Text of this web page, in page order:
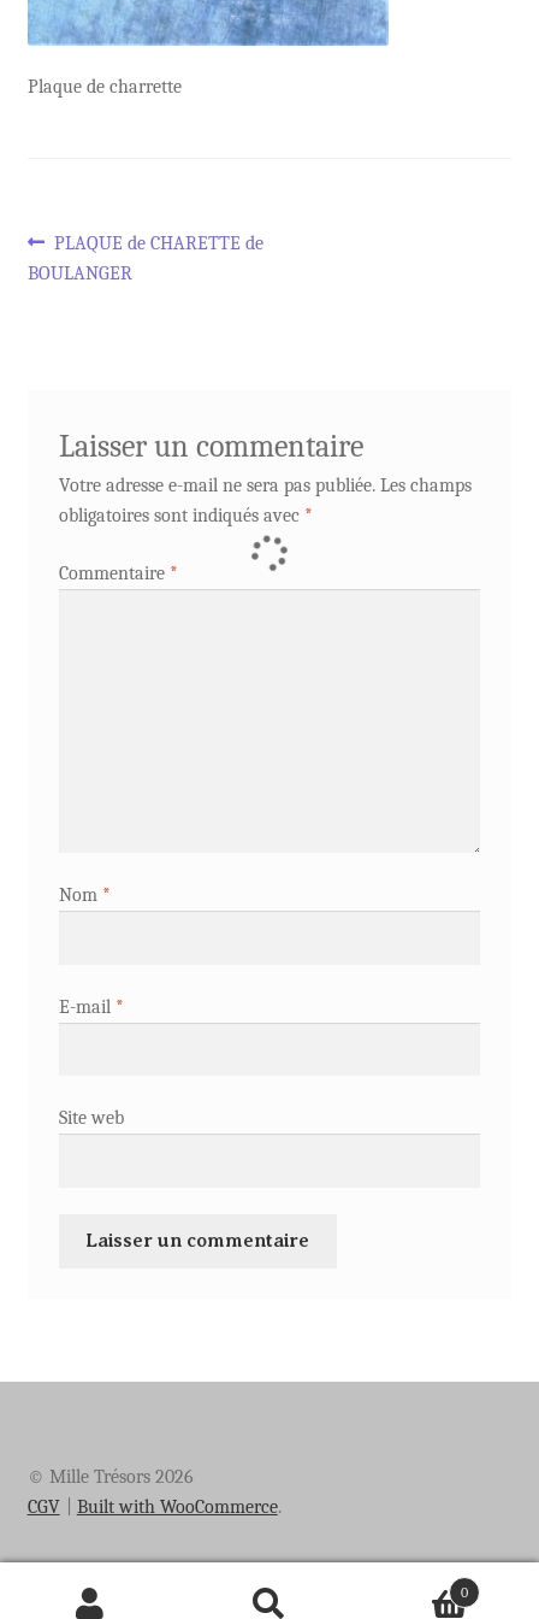
Plaque de charrette
Navigation
Article
précédent :
PLAQUE de CHARETTE de
BOULANGER
Laisser un commentaire
Votre adresse e-mail ne sera pas publiée. Les champs
obligatoires sont indiqués avec *
Commentaire *
Nom *
E-mail *
Site web
© Mille Trésors 2026
CGV
Built with WooCommerce.
0